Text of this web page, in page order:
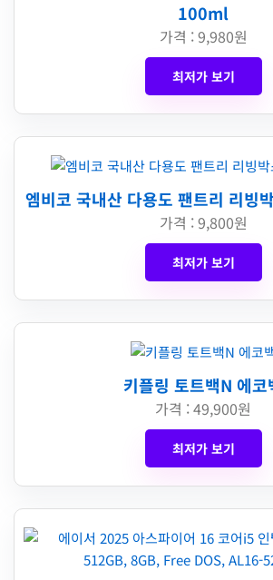
100ml
가격 : 9,980원
최저가 보기
엠비코 국내산 다용도 팬트리 리빙
가격 : 9,800원
최저가 보기
키플링 토트백N 에코
가격 : 49,900원
최저가 보기